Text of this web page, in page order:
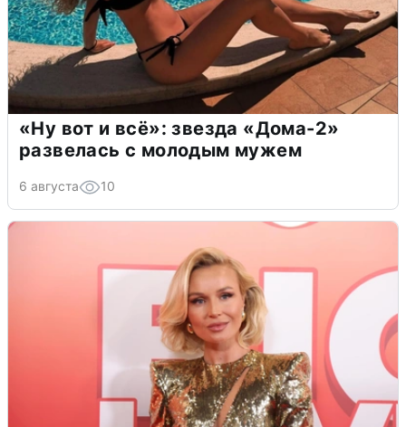
«Ну вот и всё»: звезда «Дома-2»
развелась с молодым мужем
6 августа 10